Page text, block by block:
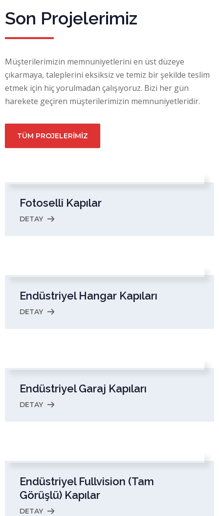
Son Projelerimiz
Müşterilerimizin memnuniyetlerini en üst düzeye
çıkarmaya, taleplerini eksiksiz ve temiz bir şekilde teslim
etmek için hiç yorulmadan çalışıyoruz. Bizi her gün
harekete geçiren müşterilerimizin memnuniyetleridir.
TÜM PROJELERİMİZ
Fotoselli Kapılar
DETAY
Endüstriyel Hangar Kapıları
DETAY
Endüstriyel Garaj Kapıları
DETAY
Endüstriyel Fullvision (Tam
Görüşlü) Kapılar
DETAY